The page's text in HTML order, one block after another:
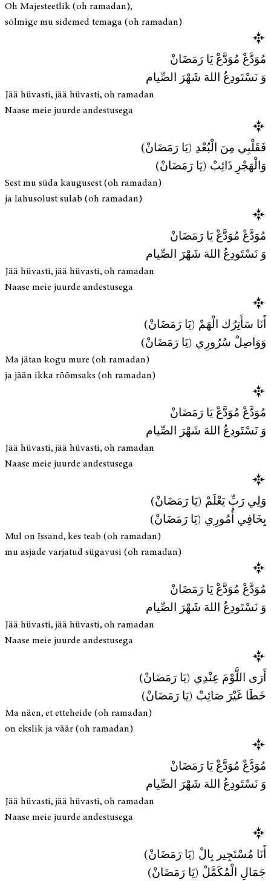
Oh Majesteetlik (oh ramadan),
sõlmige mu sidemed temaga (oh ramadan)
مُوَدَّعْ مُوَدَّعْ يَا رَمَضَانْ
وَ نَسْتَودِعُ اللهَ شَهْرَ الصِّيام
Jää hüvasti, jää hüvasti, oh ramadan
Naase meie juurde andestusega
فَقَلْبِي مِنَ الْبُعْدِ (يَا رَمَضَانْ)
وَالْهَجْرِ ذَائِبْ (يَا رَمَضَانْ)
Sest mu süda kaugusest (oh ramadan)
ja lahusolust sulab (oh ramadan)
مُوَدَّعْ مُوَدَّعْ يَا رَمَضَانْ
وَ نَسْتَودِعُ اللهَ شَهْرَ الصِّيام
Jää hüvasti, jää hüvasti, oh ramadan
Naase meie juurde andestusega
أَنَا سَأَتِرُك الْهَمْ (يَا رَمَضَانْ)
وَوَاصِلْ سُرُورِي (يَا رَمَضَانْ)
Ma jätan kogu mure (oh ramadan)
ja jään ikka rõõmsaks (oh ramadan)
مُوَدَّعْ مُوَدَّعْ يَا رَمَضَانْ
وَ نَسْتَودِعُ اللهَ شَهْرَ الصِّيام
Jää hüvasti, jää hüvasti, oh ramadan
Naase meie juurde andestusega
وَلِي رَبِّ يَعْلَمْ (يَا رَمَضَانْ)
بِخَافِي أُمُورِي (يَا رَمَضَانْ)
Mul on Issand, kes teab (oh ramadan)
mu asjade varjatud sügavusi (oh ramadan)
مُوَدَّعْ مُوَدَّعْ يَا رَمَضَانْ
وَ نَسْتَودِعُ اللهَ شَهْرَ الصِّيام
Jää hüvasti, jää hüvasti, oh ramadan
Naase meie juurde andestusega
أَرَى اللَّوْمَ عِنْدِي (يَا رَمَضَانْ)
خَطَا غَيْرَ صَائِبْ (يَا رَمَضَانْ)
Ma näen, et etteheide (oh ramadan)
on ekslik ja väär (oh ramadan)
مُوَدَّعْ مُوَدَّعْ يَا رَمَضَانْ
وَ نَسْتَودِعُ اللهَ شَهْرَ الصِّيام
Jää hüvasti, jää hüvasti, oh ramadan
Naase meie juurde andestusega
أَنَا مُسْتَجِير بِالْ (يَا رَمَضَانْ)
جَمَالِ الْمُكَمَّلْ (يَا رَمَضَانْ)